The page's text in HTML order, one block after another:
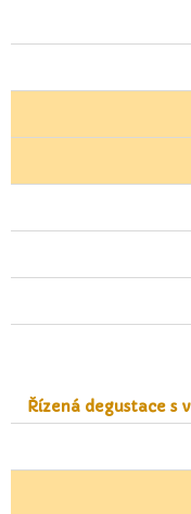
Řízená degustace s